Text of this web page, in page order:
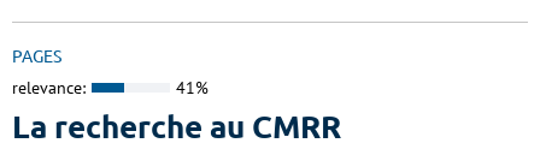
PAGES
relevance: 41%
La recherche au CMRR